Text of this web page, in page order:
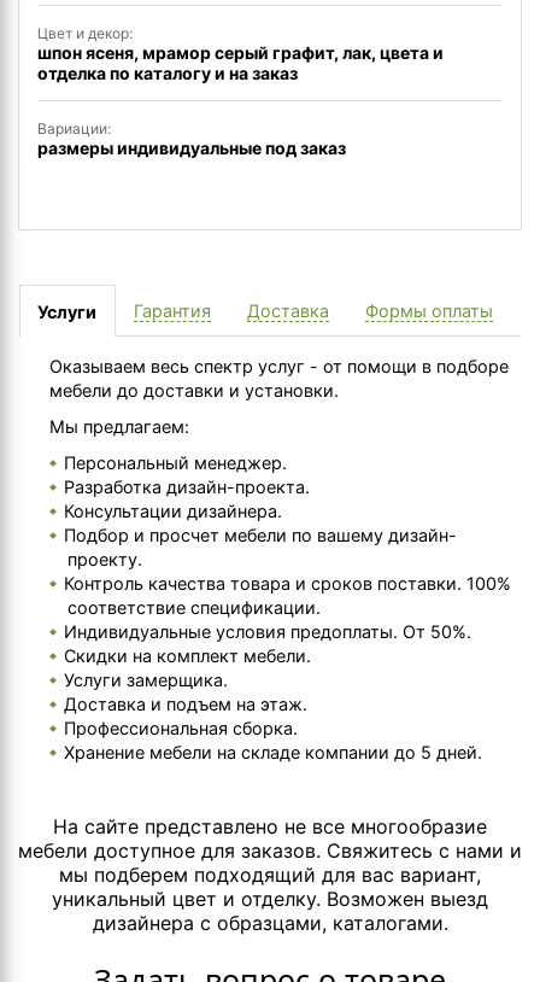
Цвет и декор:
шпон ясеня, мрамор серый графит, лак, цвета и
отделка по каталогу и на заказ
Вариации:
размеры индивидуальные под заказ
Услуги
Оказываем весь спектр услуг - от помощи в подборе
мебели до доставки и установки.
Мы предлагаем:
Персональный менеджер.
Разработка дизайн-проекта.
Консультации дизайнера.
Подбор и просчет мебели по вашему дизайн-
проекту.
Контроль качества товара и сроков поставки. 100%
соответствие спецификации.
Индивидуальные условия предоплаты. От 50%.
Скидки на комплект мебели.
Услуги замерщика.
Доставка и подъем на этаж.
Профессиональная сборка.
Хранение мебели на складе компании до 5 дней.
Гарантия Доставка Формы оплаты
На сайте представлено не все многообразие
мебели доступное для заказов. Свяжитесь с нами и
мы подберем подходящий для вас вариант,
уникальный цвет и отделку. Возможен выезд
дизайнера с образцами, каталогами.